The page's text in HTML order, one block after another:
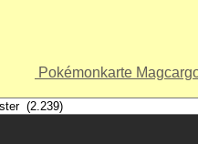
Pokémonkarte